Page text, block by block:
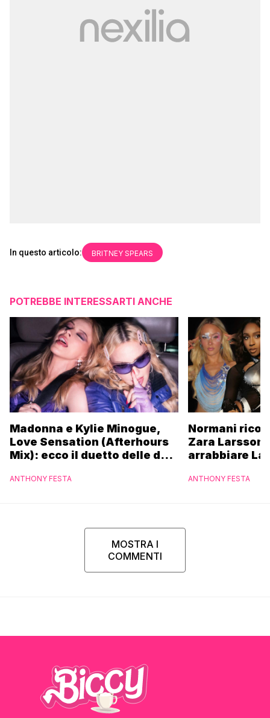
In questo articolo: BRITNEY SPEARS
POTREBBE INTERESSARTI ANCHE
Madonna e Kylie Minogue,
Love Sensation (Afterhours
Mix): ecco il duetto delle due
ANTHONY FESTA
Normani
Zara Larsson
arrabbiare
ANTHONY FESTA
MOSTRA I
COMMENTI